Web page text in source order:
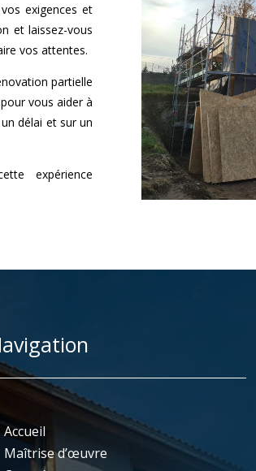
exigences et
et laissez-vous
vos attentes.
partielle
vous aider à
délai et sur un
expérience
Accueil
Maîtrise d’œuvre